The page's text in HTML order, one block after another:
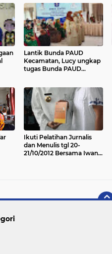
Lantik Bunda PAUD
Kecamatan, Lucy ungkap
tugas Bunda PAUD
Ikuti Pelatihan Jurnalis
dan Menulis tgl 20-
21/10/2012 Bersama Iwan